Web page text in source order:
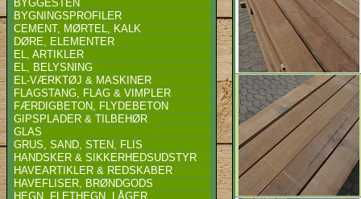
BYGGESTEN
BYGNINGSPROFILER
CEMENT, MØRTEL, KALK
DØRE, ELEMENTER
EL, ARTIKLER
EL, BELYSNING
EL-VÆRKTØJ & MASKINER
FLAGSTANG, FLAG & VIMPLER
FÆRDIGBETON, FLYDEBETON
GIPSPLADER & TILBEHØR
GLAS
GRUS, SAND, STEN, FLIS
HANDSKER & SIKKERHEDSUDSTYR
HAVEARTIKLER & REDSKABER
HAVEFLISER, BRØNDGODS
HEGN, FLETHEGN, LÅGER